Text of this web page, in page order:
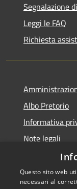
Segnalazione
Leggi le FAQ
Richiesta
Albo Pretorio
Informativa
Note legali
Dichiarazione
Questo sito web
necessari al